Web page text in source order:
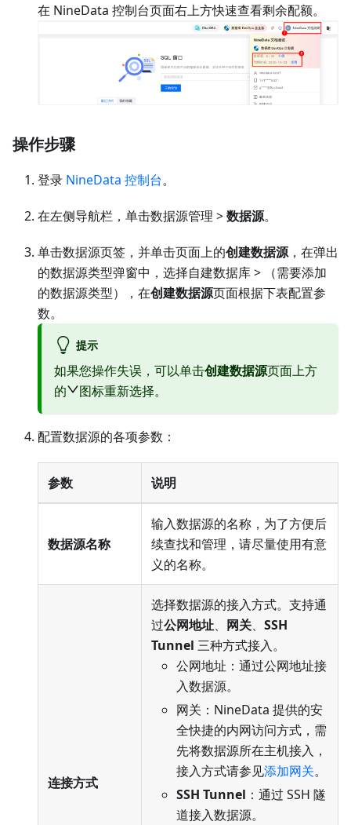
在 NineData 控制台页面右上方快速查看剩余配额。
操作步骤
登录 NineData 控制台。
在左侧导航栏，单击数据源管理 >数据源。
单击数据源页签，并单击页面上的创建数据源，在弹出
的数据源类型弹窗中，选择自建数据库> （需要添加
的数据源类型），在创建数据源页面根据下表配置参
数。
提示
如果您操作失误，可以单击创建数据源页面上方
的
图标重新选择。
配置数据源的各项参数：
参数 说明
数据源名称
输入数据源的名称，为了方便后
续查找和管理，请尽量使用有意
义的名称。
连接方式
选择数据源的接入方式。支持通
过公网地址、 网关、 SSH
Tunnel 三种方式接入。
公网地址：通过公网地址接
入数据源。
网关：NineData 提供的安
全快捷的内网访问方式，需
先将数据源所在主机接入，
接入方式请参见添加网关。
SSH Tunnel ：通过 SSH 隧
道接入数据源。